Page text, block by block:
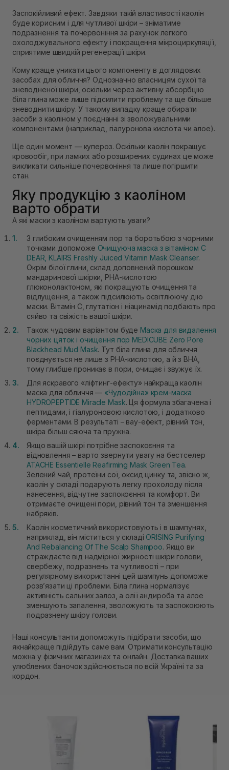
Заспокійливий ефект. Завдяки такій властивості каолін
буде корисним і для чутливої шкіри – зніматиме
подразнення та почервоніння за рахунок легкого
охолоджувального ефекту і покращення мікроциркуляції,
сприятиме швидкій регенерації шкіри.
Кому краще уникати цього компоненту в доглядових
засобах для обличчя? Однозначно власницям сухої та
зневодненої шкіри, оскільки через активну абсорбцію
біла глина може лише підсилити проблему та ще більше
зневоднити шкіру. У такому випадку краще обирати
засоби з каоліном у поєднанні зі зволожувальними
компонентами (наприклад, гіалуронова кислота чи алое).
Ще один момент — купероз. Оскільки каолін покращує
кровообіг, при ламких або розширених судинах це може
викликати сильніше почервоніння та лише погіршити
стан.
Яку продукцію з каоліном
варто обрати
А які маски з каоліном вартують уваги?
З глибоким очищенням пор та боротьбою з чорними
точками допоможе Очищуюча маска з вітаміном С
DEAR, KLAIRS Freshly Juiced Vitamin Mask Cleanser.
Окрім білої глини, склад доповнений порошком
мандаринової шкірки, PHA-кислотою
глюконолактоном, які покращують очищення та
відлущення, а також підсилюють освітлюючу дію
маски. Вітамін С, глутатіон і ніацинамід подбають про
сяйво та свіжість вашої шкіри.
Також чудовим варіантом буде Маска для видалення
чорних цяток і очищення пор MEDICUBE Zero Pore
Blackhead Mud Mask. Тут біла глина для обличчя
поєднується не лише з PHA-кислотою, а й з BHA,
тому глибше проникає в пори, очищає і звужує їх.
Для яскравого «ліфтинг-ефекту» найкраща каолін
маска для обличчя — «Чудодійна» крем-маска
HYDROPEPTIDE Miracle Mask. Ця формула збагачена і
пептидами, і гіалуроновою кислотою, і додатково
ферментами. В результаті – вау-ефект, рівний тон,
шкіра більш сяюча та пружна.
Якщо вашій шкірі потрібне заспокоєння та
відновлення – варто звернути увагу на бестселер
ATACHE Essentielle Reafirming Mask Green Tea.
Зелений чай, протеїни сої, оксид цинку та, звісно ж,
каолін у складі подарують легку прохолоду після
нанесення, відчутне заспокоєння та комфорт. Ви
отримаєте очищені пори, рівний тон та зменшення
набряків.
Каолін косметичний використовують і в шампунях,
наприклад, він міститься у складі ORISING Purifying
And Rebalancing Of The Scalp Shampoo. Якщо ви
страждаєте від надмірної жирності шкіри голови,
свербежу, подразнень та чутливості – при
регулярному використанні цей шампунь допоможе
розв’язати ці проблеми. Біла глина нормалізує
активність сальних залоз, а олії андироба та алое
зменшують запалення, зволожують та заспокоюють
подразнену шкіру голови.
Наші консультанти допоможуть підібрати засоби, що
якнайкраще підійдуть саме вам. Отримати консультацію
можна у фізичних магазинах та онлайн. Доставка ваших
улюблених баночок здійснюється по всій Україні та за
кордон.